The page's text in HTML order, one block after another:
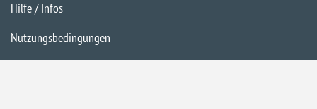
Hilfe / Infos
Nutzungsbedingungen